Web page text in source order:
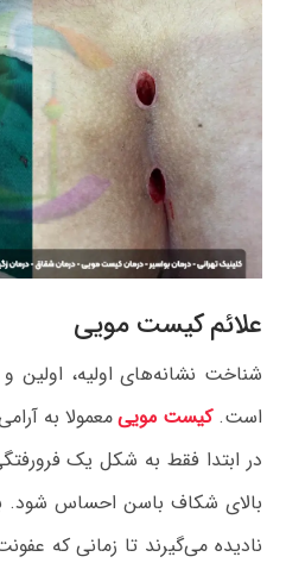
علائم کیست مویی
شناخت نشانه‌های اولیه، اولین
است.کیست موییمعمولا به
در ابتدا فقط به شکل یک
بالای شکاف باسن احساس شود.
نادیده می‌گیرند تا زمانی که